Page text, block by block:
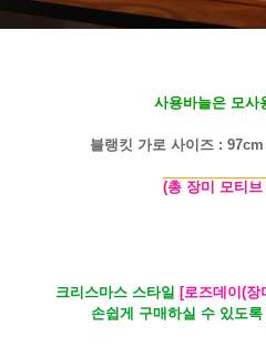
사용바늘은 모사
블랭킷 가로 사이즈 :
(총 장미 모티
크리스마스 스타일 [로즈데이(장
손쉽게 구매하실 수 있도